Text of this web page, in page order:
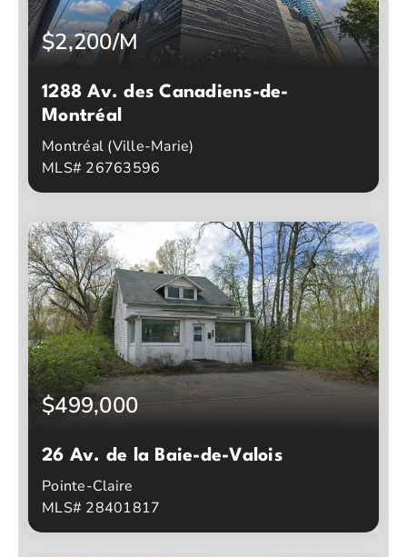
$2,200/M
1288 Av. des Canadiens-de-
Montréal
Montréal (Ville-Marie)
MLS# 26763596
Chambres à coucher
Salles de bain
$499,000
26 Av. de la Baie-de-Valois
Pointe-Claire
MLS# 28401817